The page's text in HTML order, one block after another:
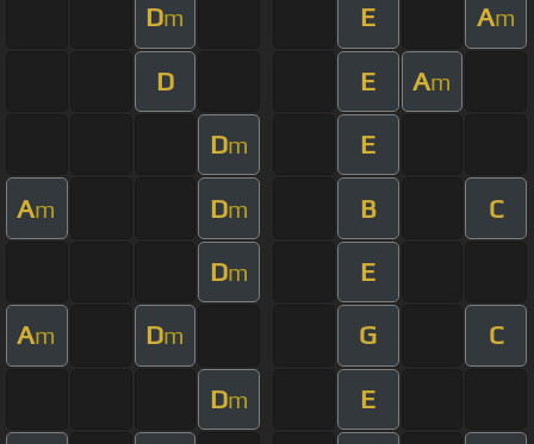
Dm E Am
D E Am
Dm E
Am Dm B C
Dm E
Am Dm G C
Dm E